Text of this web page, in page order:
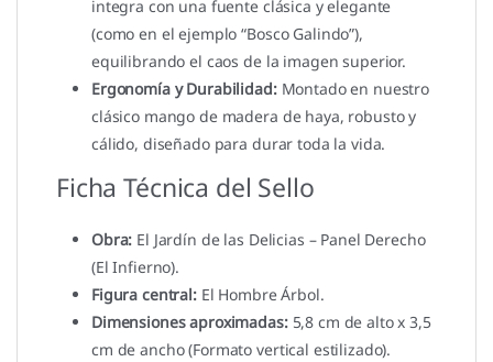
integra con una fuente clásica y elegante
(como en el ejemplo “Bosco Galindo”),
equilibrando el caos de la imagen superior.
Ergonomía y Durabilidad:Montado en nuestro
clásico mango de madera de haya, robusto y
cálido, diseñado para durar toda la vida.
Ficha Técnica del Sello
Obra: El Jardín de las Delicias – Panel Derecho
(El Infierno).
Figura central:El Hombre Árbol.
Dimensiones aproximadas:5,8 cm de alto x 3,5
cm de ancho (Formato vertical estilizado).